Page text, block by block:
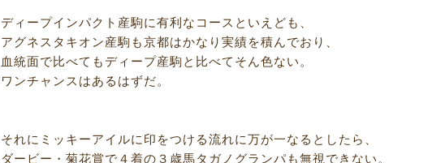
ディープインパクト産駒に有利なコースといえども、
アグネスタキオン産駒も京都はかなり実績を積んでおり、
血統面で比べてもディープ産駒と比べてそん色ない。
ワンチャンスはあるはずだ。
それにミッキーアイルに印をつける流れに万が一なるとしたら、
ダービー・菊花賞で４着の３歳馬タガノグランパも無視できない。